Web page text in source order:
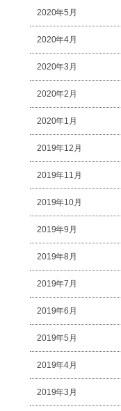
2020年5月
2020年4月
2020年3月
2020年2月
2020年1月
2019年12月
2019年11月
2019年10月
2019年9月
2019年8月
2019年7月
2019年6月
2019年5月
2019年4月
2019年3月